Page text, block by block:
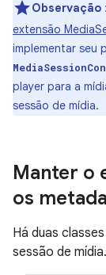
Observação
extensão
implementar seu
player para a
sessão de mídia.
Manter o
os
Há duas
sessão de mídia.